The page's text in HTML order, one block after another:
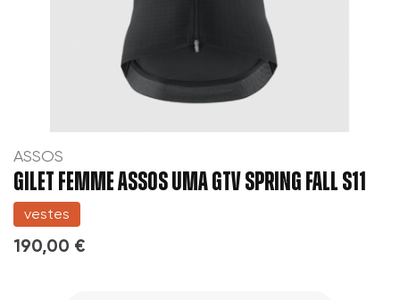
ASSOS
GILET FEMME ASSOS UMA GTV SPRING FALL S11
vestes
190,00 €